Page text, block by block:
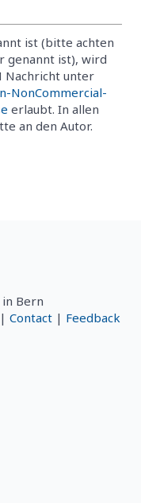
ist (bitte achten
genannt ist), wird
Nachricht unter
NonCommercial-
erlaubt. In allen
an den Autor.
in Bern
| Contact | Feedback